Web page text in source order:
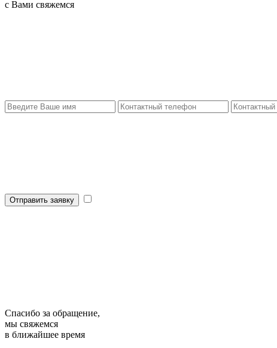
с Вами свяжемся
Отправить заявку
Спасибо за обращение,
мы свяжемся
в ближайшее время